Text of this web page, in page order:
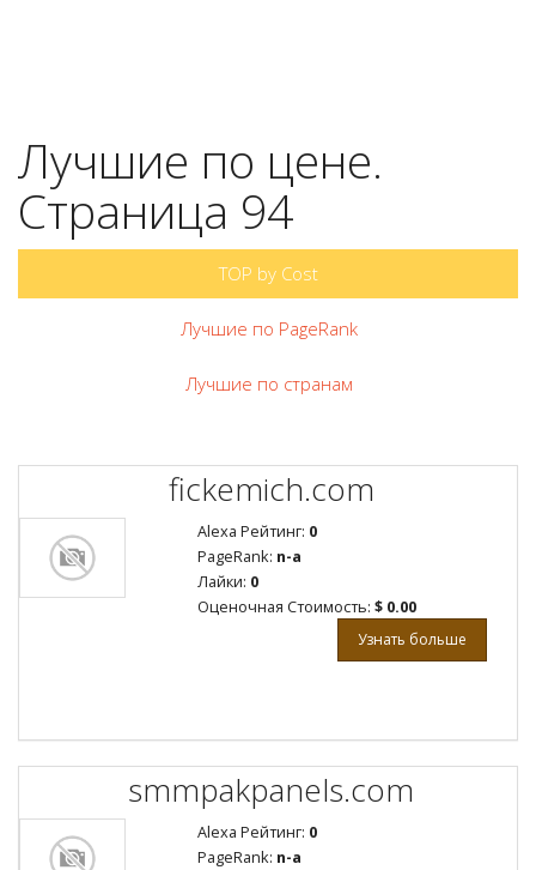
Лучшие по цене.
Страница 94
TOP by Cost
Лучшие по PageRank
Лучшие по странам
fickemich.com
Alexa Рейтинг: 0
PageRank: n-a
Лайки: 0
Оценочная Стоимость: $ 0.00
Узнать больше
smmpakpanels.com
Alexa Рейтинг: 0
PageRank: n-a